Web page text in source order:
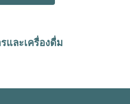
และเครื่องดื่ม